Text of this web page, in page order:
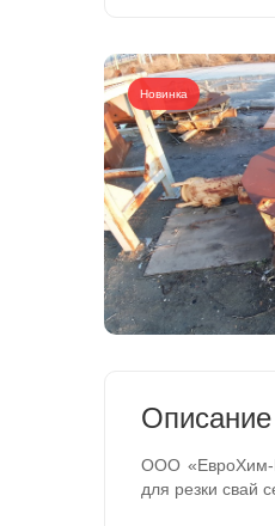
Новинка
Описание
ООО «ЕвроХим-
для резки свай